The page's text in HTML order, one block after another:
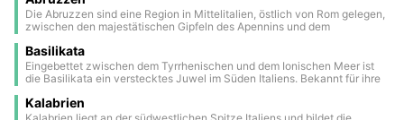
Die Abruzzen sind eine Region in Mittelitalien, östlich von Rom gelegen,
zwischen den majestätischen Gipfeln des Apennins und dem
Nationalparks und Naturschutzgebieten, was sie zu einer der grünsten
Regionen Europas macht. Das Landesinnere ist geprägt von
mittelalterlichen und renaissancezeitlichen Dörfern, die auf malerischen
Hauptstadt, L’Aquila, ist eine historische Stadt mit Stadtmauern, die stark
vom Erdbeben im Jahr 2009 gezeichnet wurde, aber dennoch reich an
Basilikata
Eingebettet zwischen dem Tyrrhenischen und dem Ionischen Meer ist
die Basilikata ein verstecktes Juwel im Süden Italiens. Bekannt für ihre
bietet sie eine einzigartige Mischung aus Natur und Kultur. Zu den
Höhepunkten zählen die beeindruckenden Höhlenwohnungen von
Kalabrien